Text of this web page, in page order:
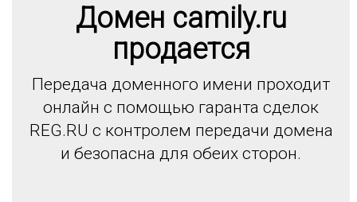
Домен camily.ru
продается
Передача доменного имени проходит
онлайн с помощью гаранта сделок
REG.RU с контролем передачи домена
и безопасна для обеих сторон.